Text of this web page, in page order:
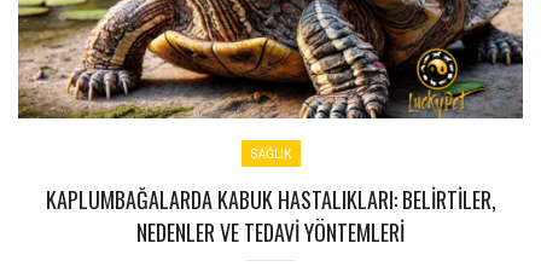
SAĞLIK
KAPLUMBAĞALARDA KABUK HASTALIKLARI: BELIRTILER,
NEDENLER VE TEDAVI YÖNTEMLERI